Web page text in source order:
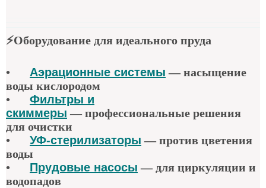
⚡Оборудование для идеального пруда
• Аэрационные системы —насыщение
воды кислородом
•
Фильтры и
скиммеры —профессиональные решения
для очистки
•
УФ-стерилизаторы —против цветения
воды
•
Прудовые насосы — для циркуляции и
водопадов